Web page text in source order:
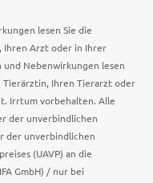
lesen Sie die
Ihren Arzt oder in Ihrer
Nebenwirkungen lesen
Tierärztin, Ihren Tierarzt oder
Irrtum vorbehalten. Alle
der unverbindlichen
der unverbindlichen
(UAVP) an die
GmbH) / nur bei